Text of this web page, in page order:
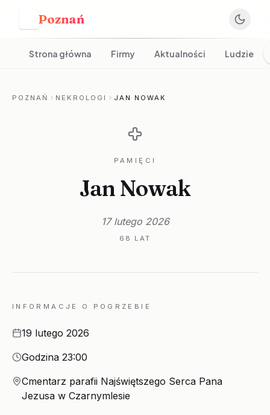
Poznań
Strona główna Firmy Aktualności Ludzie
POZNAŃ NEKROLOGI JAN NOWAK
PAMIĘCI
Jan Nowak
17 lutego 2026
68 LAT
INFORMACJE O POGRZEBIE
Data19 lutego 2026
Godzina
Godzina 23:00
Miejsce
Cmentarz parafii Najświętszego Serca Pana
Jezusa w Czarnymlesie